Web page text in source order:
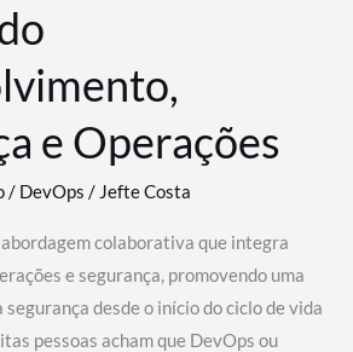
e Operações
/ DevOps /Jefte Costa
colaborativa que integra
e segurança, promovendo uma
desde o início do ciclo de vida
pessoas acham que DevOps ou